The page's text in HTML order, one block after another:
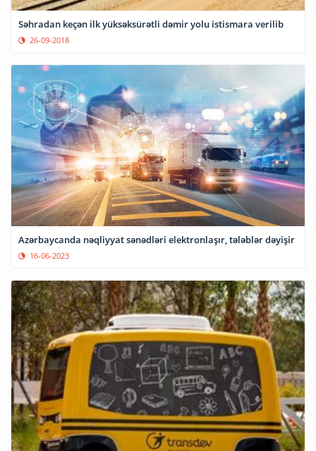
Səhradan keçən ilk yüksəksürətli dəmir yolu istismara verilib
26-09-2018
Azərbaycanda nəqliyyat sənədləri elektronlaşır, tələblər dəyişir
16-06-2023